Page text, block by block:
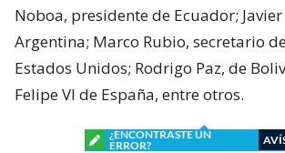
Noboa, presidente de Ecuador;
Argentina; Marco Rubio, secretario
Estados Unidos; Rodrigo Paz, de
Felipe VI de España, entre otros.
¿ENCONTRASTE UN
ERROR?